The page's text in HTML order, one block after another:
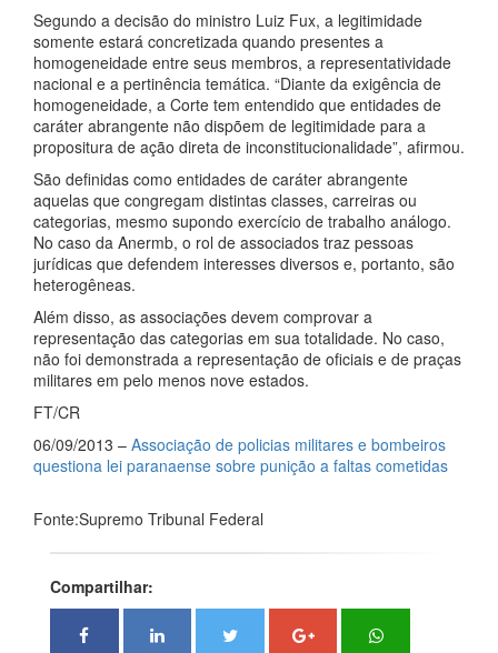
Segundo a decisão do ministro Luiz Fux, a legitimidade
somente estará concretizada quando presentes a
homogeneidade entre seus membros, a representatividade
nacional e a pertinência temática. “Diante da exigência de
homogeneidade, a Corte tem entendido que entidades de
caráter abrangente não dispõem de legitimidade para a
propositura de ação direta de inconstitucionalidade”, afirmou.
São definidas como entidades de caráter abrangente
aquelas que congregam distintas classes, carreiras ou
categorias, mesmo supondo exercício de trabalho análogo.
No caso da Anermb, o rol de associados traz pessoas
jurídicas que defendem interesses diversos e, portanto, são
heterogêneas.
Além disso, as associações devem comprovar a
representação das categorias em sua totalidade. No caso,
não foi demonstrada a representação de oficiais e de praças
militares em pelo menos nove estados.
FT/CR
06/09/2013 – Associação de policias militares e bombeiros
questiona lei paranaense sobre punição a faltas cometidas
Fonte:Supremo Tribunal Federal
Compartilhar: